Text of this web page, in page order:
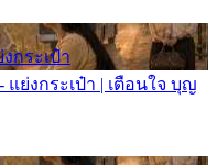
งกระเป๋า
แย่งกระเป๋า | เตือนใจ บุญ